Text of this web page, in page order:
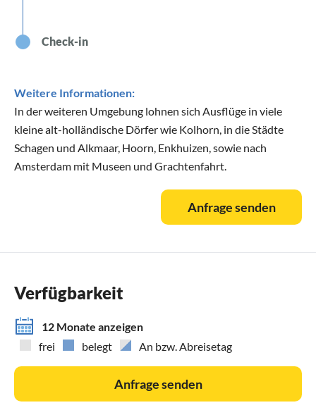
Check-in
Weitere Informationen:
In der weiteren Umgebung lohnen sich Ausflüge in viele
kleine alt-holländische Dörfer wie Kolhorn, in die Städte
Schagen und Alkmaar, Hoorn, Enkhuizen, sowie nach
Amsterdam mit Museen und Grachtenfahrt.
Anfrage senden
Verfügbarkeit
12 Monate anzeigen
frei
belegt An bzw. Abreisetag
Anfrage senden